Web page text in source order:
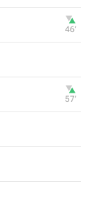
46‎’‎
57‎’‎